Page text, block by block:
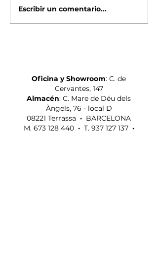
Escribir un comentario...
Oficina y Showroom: C. de
Cervantes, 147
Almacén: C. Mare de Déu dels
Àngels, 76 - local D
08221 Terrassa · BARCELONA
M. 673 128 440 · T. 937 127 137 ·